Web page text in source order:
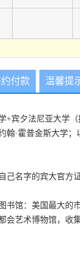
付款 温馨提
+宾夕法尼亚大学
翰·霍普金斯大学
己名字的宾大官方
书馆：美国最大
会艺术博物馆，收